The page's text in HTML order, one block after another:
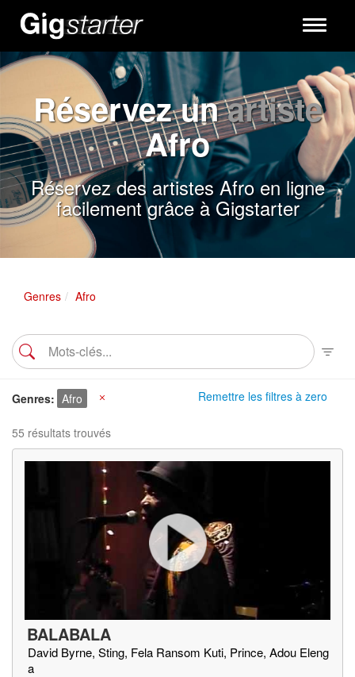
Toggle
Réservez unartiste
Afro
Réservez des artistes Afro en ligne
facilement grâce à Gigstarter
Genres Afro
Remettre les filtres à zero
Genres Afro
55 résultats trouvés
BALABALA
David Byrne, Sting, Fela Ransom Kuti, Prince, Adou Eleng
a